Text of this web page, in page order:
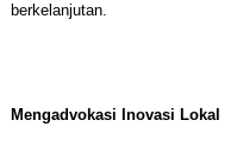
berkelanjutan.
Mengadvokasi Inovasi Lokal